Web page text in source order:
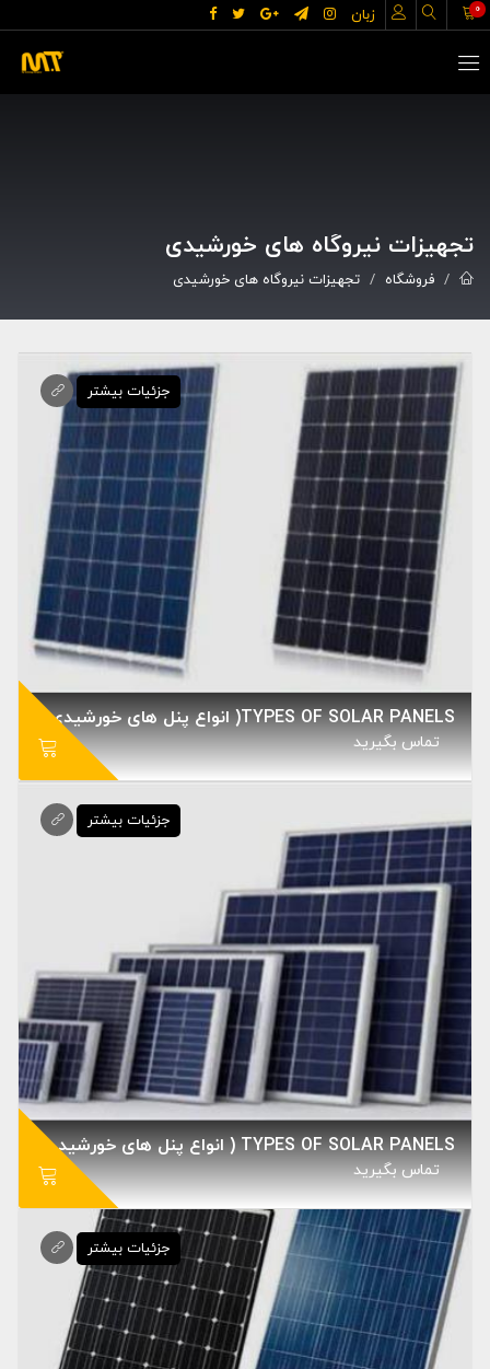
زبان 0
تجهیزات نیروگاه های خورشیدی
فروشگاه تجهیزات نیروگاه های خورشیدی
TYPES OF SOLAR PANELS( انواع پنل های خورشیدی )
تماس بگيريد
TYPES OF SOLAR PANELS ( انواع پنل های خورشیدی )
تماس بگيريد